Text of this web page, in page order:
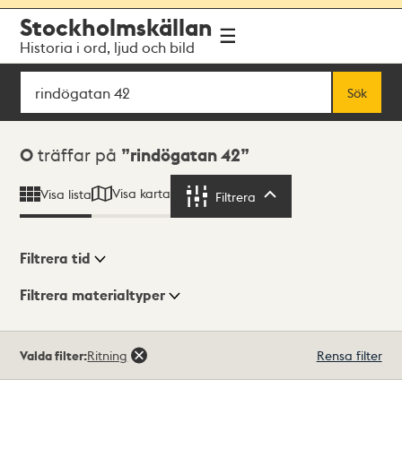
navigationen
huvudinnehållet
Stockholmskällan
Historia i ord, ljud och bild
Sök
Sök
Sökresultat
0 träffar på rindögatan 42
Visa lista Visa karta Filtrera
Visningsläge
Filtrera tid
Filtrera materialtyper
träffar
Valda filter:Ritning Rensa filter